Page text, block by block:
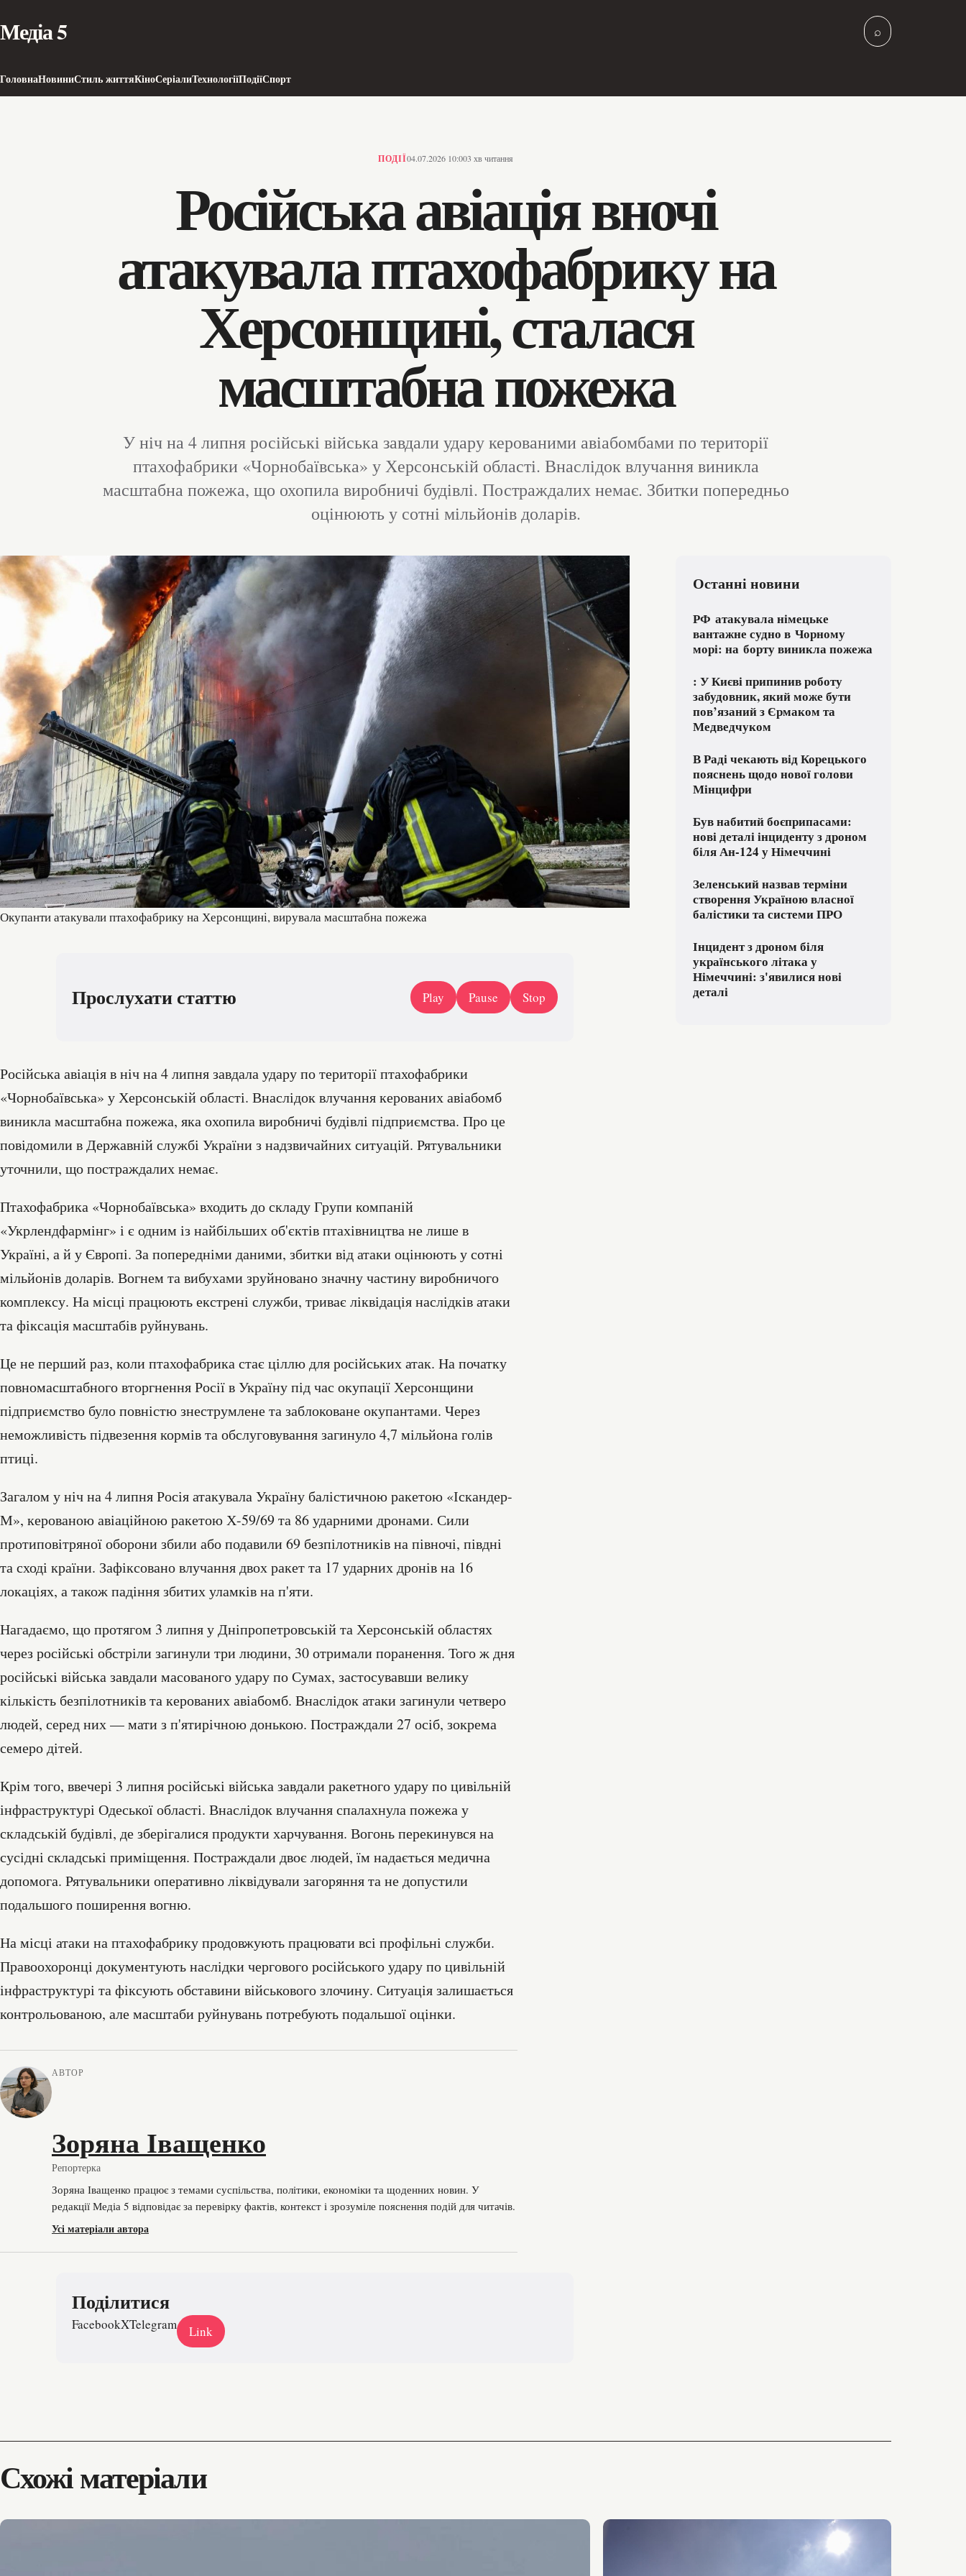
Медіа 5 ⌕
ГоловнаНовиниСтиль життяКіноСеріалиТехнологіїПодіїСпорт
ПОДІЇ04.07.2026 10:003 хв читання
Російська авіація вночі
атакувала птахофабрику на
Херсонщині, сталася
масштабна пожежа
У ніч на 4 липня російські війська завдали удару керованими авіабомбами по території
птахофабрики «Чорнобаївська» у Херсонській області. Внаслідок влучання виникла
масштабна пожежа, що охопила виробничі будівлі. Постраждалих немає. Збитки попередньо
оцінюють у сотні мільйонів доларів.
Окупанти атакували птахофабрику на Херсонщині, вирувала масштабна пожежа
Прослухати статтю Play Pause Stop
Російська авіація в ніч на 4 липня завдала удару по території птахофабрики
«Чорнобаївська» у Херсонській області. Внаслідок влучання керованих авіабомб
виникла масштабна пожежа, яка охопила виробничі будівлі підприємства. Про це
повідомили в Державній службі України з надзвичайних ситуацій. Рятувальники
уточнили, що постраждалих немає.
Птахофабрика «Чорнобаївська» входить до складу Групи компаній
«Укрлендфармінг» і є одним із найбільших об'єктів птахівництва не лише в
Україні, а й у Європі. За попередніми даними, збитки від атаки оцінюють у сотні
мільйонів доларів. Вогнем та вибухами зруйновано значну частину виробничого
комплексу. На місці працюють екстрені служби, триває ліквідація наслідків атаки
та фіксація масштабів руйнувань.
Це не перший раз, коли птахофабрика стає ціллю для російських атак. На початку
повномасштабного вторгнення Росії в Україну під час окупації Херсонщини
підприємство було повністю знеструмлене та заблоковане окупантами. Через
неможливість підвезення кормів та обслуговування загинуло 4,7 мільйона голів
птиці.
Загалом у ніч на 4 липня Росія атакувала Україну балістичною ракетою «Іскандер-
М», керованою авіаційною ракетою Х-59/69 та 86 ударними дронами. Сили
протиповітряної оборони збили або подавили 69 безпілотників на півночі, півдні
та сході країни. Зафіксовано влучання двох ракет та 17 ударних дронів на 16
локаціях, а також падіння збитих уламків на п'яти.
Нагадаємо, що протягом 3 липня у Дніпропетровській та Херсонській областях
через російські обстріли загинули три людини, 30 отримали поранення. Того ж дня
російські війська завдали масованого удару по Сумах, застосувавши велику
кількість безпілотників та керованих авіабомб. Внаслідок атаки загинули четверо
людей, серед них — мати з п'ятирічною донькою. Постраждали 27 осіб, зокрема
семеро дітей.
Крім того, ввечері 3 липня російські війська завдали ракетного удару по цивільній
інфраструктурі Одеської області. Внаслідок влучання спалахнула пожежа у
складській будівлі, де зберігалися продукти харчування. Вогонь перекинувся на
сусідні складські приміщення. Постраждали двоє людей, їм надається медична
допомога. Рятувальники оперативно ліквідували загоряння та не допустили
подальшого поширення вогню.
На місці атаки на птахофабрику продовжують працювати всі профільні служби.
Правоохоронці документують наслідки чергового російського удару по цивільній
інфраструктурі та фіксують обставини військового злочину. Ситуація залишається
контрольованою, але масштаби руйнувань потребують подальшої оцінки.
АВТОР
Зоряна Іващенко
Репортерка
Зоряна Іващенко працює з темами суспільства, політики, економіки та щоденних новин. У
редакції Медіа 5 відповідає за перевірку фактів, контекст і зрозуміле пояснення подій для читачів.
Усі матеріали автора
Поділитися
FacebookXTelegram Link
Останні новини
РФ атакувала німецьке
вантажне судно в Чорному
морі: на борту виникла пожежа
: У Києві припинив роботу
забудовник, який може бути
пов’язаний з Єрмаком та
Медведчуком
В Раді чекають від Корецького
пояснень щодо нової голови
Мінцифри
Був набитий боєприпасами:
нові деталі інциденту з дроном
біля Ан-124 у Німеччині
Зеленський назвав терміни
створення Україною власної
балістики та системи ПРО
Інцидент з дроном біля
українського літака у
Німеччині: з'явилися нові
деталі
Схожі матеріали